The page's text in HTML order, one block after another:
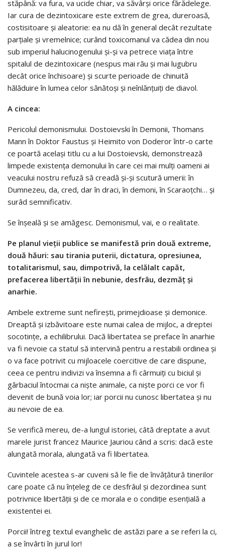
stăpână: va fura, va ucide chiar, va săvârşi orice fărădelege.
Iar cura de dezintoxicare este extrem de grea, dureroasă,
costisitoare şi aleatorie: ea nu dă în general decât rezultate
parţiale şi vremelnice; curând toxicomanul va cădea din nou
sub imperiul halucinogenului şi-şi va petrece viaţa între
spitalul de dezintoxicare (nespus mai rău şi mai lugubru
decât orice închisoare) şi scurte perioade de chinuită
hălăduire în lumea celor sănătoşi şi neînlănţuiţi de diavol.
A cincea:
Pericolul demonismului. Dostoievski în Demonii, Thomans
Mann în Doktor Faustus şi Heimito von Doderor într-o carte
ce poartă acelaşi titlu cu a lui Dostoievski, demonstrează
limpede existenţa demonului în care cei mai mulţi oameni ai
veacului nostru refuză să creadă şi-şi scutură umerii: în
Dumnezeu, da, cred, dar în draci, în demoni, în Scaraoţchi… şi
surâd semnificativ.
Se înşeală şi se amăgesc. Demonismul, vai, e o realitate.
Pe planul vieţii publice se manifestă prin două extreme,
două hăuri: sau tirania puterii, dictatura, opresiunea,
totalitarismul, sau, dimpotrivă, la celălalt capăt,
prefacerea libertăţii în nebunie, desfrâu, dezmăţ şi
anarhie.
Ambele extreme sunt nefireşti, primejdioase şi demonice.
Dreaptă şi izbăvitoare este numai calea de mijloc, a dreptei
socotinţe, a echilibrului. Dacă libertatea se preface în anarhie
va fi nevoie ca statul să intervină pentru a restabili ordinea şi
o va face potrivit cu mijloacele coercitive de care dispune,
ceea ce pentru indivizi va însemna a fi cârmuiţi cu biciul şi
gârbaciul întocmai ca nişte animale, ca nişte porci ce vor fi
devenit de bună voia lor; iar porcii nu cunosc libertatea şi nu
au nevoie de ea.
Se verifică mereu, de-a lungul istoriei, câtă dreptate a avut
marele jurist francez Maurice Jauriou când a scris: dacă este
alungată morala, alungată va fi libertatea.
Cuvintele acestea s-ar cuveni să le fie de învăţătură tinerilor
care poate că nu înţeleg de ce desfrâul şi dezordinea sunt
potrivnice libertăţii şi de ce morala e o condiţie esenţială a
existentei ei.
Porcii! întreg textul evanghelic de astăzi pare a se referi la ci,
a se învârti în jurul lor!